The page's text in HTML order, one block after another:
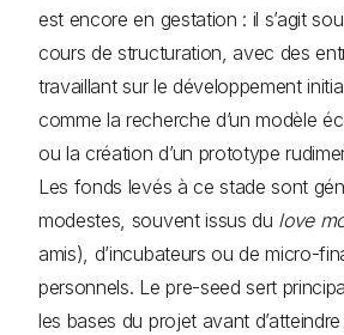
est encore en gestation : il s’agit
cours de structuration, avec des
travaillant sur le développement
comme la recherche d’un modèle
ou la création d’un prototype
Les fonds levés à ce stade sont
modestes, souvent issus du love
amis), d’incubateurs ou de micro-
personnels. Le pre-seed sert
les bases du projet avant